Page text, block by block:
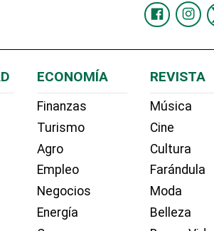
ECONOMÍA
Finanzas
Turismo
Agro
Empleo
Negocios
Energía
REVISTA
Música
Cine
Cultura
Farándula
Moda
Belleza